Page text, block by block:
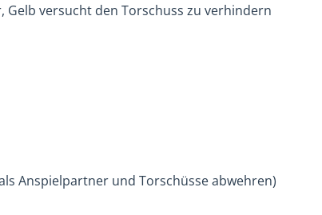
Gelb versucht den Torschuss zu verhindern
Anspielpartner und Torschüsse abwehren)